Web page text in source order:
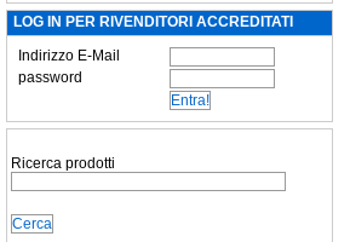
LOG IN PER RIVENDITORI ACCREDITATI
Indirizzo E-Mail
password
Ricerca prodotti